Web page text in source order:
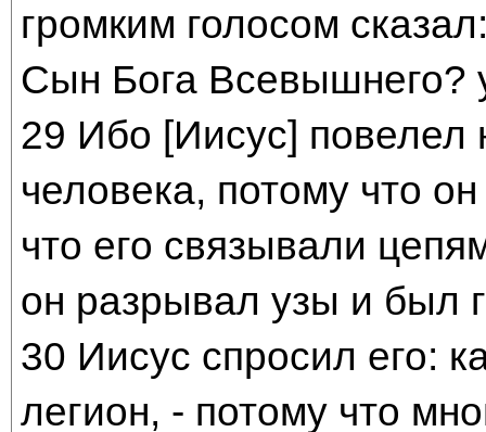
громким голосом
Сын Бога Всевышнего?
29 Ибо [Иисус] повелел
человека, потому что
что его связывали
он разрывал узы и был
30 Иисус спросил его:
легион, - потому что